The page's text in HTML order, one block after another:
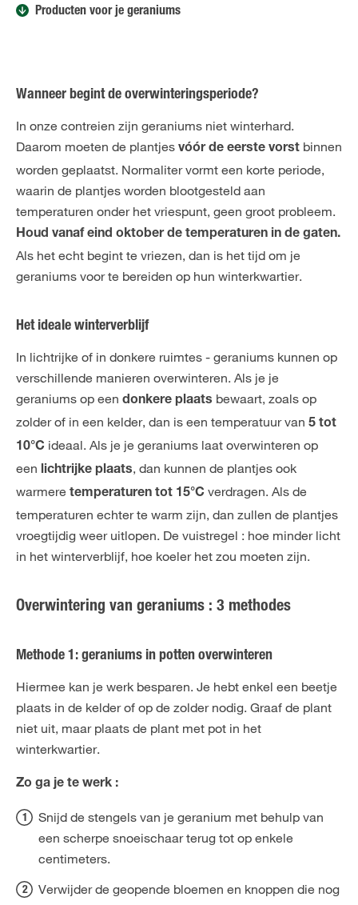
Producten voor je geraniums
Wanneer begint de overwinteringsperiode?
In onze contreien zijn geraniums niet winterhard.
Daarom moeten de plantjes vóór de eerste vorst binnen
worden geplaatst. Normaliter vormt een korte periode,
waarin de plantjes worden blootgesteld aan
temperaturen onder het vriespunt, geen groot probleem.
Houd vanaf eind oktober de temperaturen in de gaten.
Als het echt begint te vriezen, dan is het tijd om je
geraniums voor te bereiden op hun winterkwartier.
Het ideale winterverblijf
In lichtrijke of in donkere ruimtes - geraniums kunnen op
verschillende manieren overwinteren. Als je je
geraniums op een donkere plaats bewaart, zoals op
zolder of in een kelder, dan is een temperatuur van 5 tot
10°C ideaal. Als je je geraniums laat overwinteren op
een lichtrijke plaats, dan kunnen de plantjes ook
warmere temperaturen tot 15°C verdragen. Als de
temperaturen echter te warm zijn, dan zullen de plantjes
vroegtijdig weer uitlopen. De vuistregel : hoe minder licht
in het winterverblijf, hoe koeler het zou moeten zijn.
Overwintering van geraniums : 3 methodes
Methode 1: geraniums in potten overwinteren
Hiermee kan je werk besparen. Je hebt enkel een beetje
plaats in de kelder of op de zolder nodig. Graaf de plant
niet uit, maar plaats de plant met pot in het
winterkwartier.
Zo ga je te werk :
Snijd de stengels van je geranium met behulp van
een scherpe snoeischaar terug tot op enkele
centimeters.
Verwijder de geopende bloemen en knoppen die nog